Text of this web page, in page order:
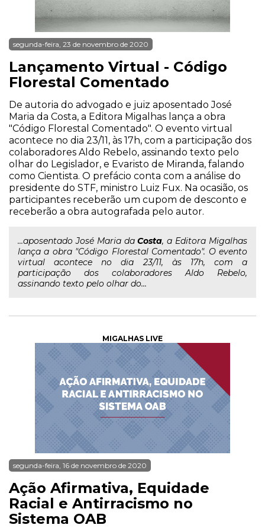
segunda-feira, 23 de novembro de 2020
Lançamento Virtual - Código
Florestal Comentado
De autoria do advogado e juiz aposentado José
Maria da Costa, a Editora Migalhas lança a obra
"Código Florestal Comentado". O evento virtual
acontece no dia 23/11, às 17h, com a participação dos
colaboradores Aldo Rebelo, assinando texto pelo
olhar do Legislador, e Evaristo de Miranda, falando
como Cientista. O prefácio conta com a análise do
presidente do STF, ministro Luiz Fux. Na ocasião, os
participantes receberão um cupom de desconto e
receberão a obra autografada pelo autor.
...aposentado José Maria daCosta, a Editora Migalhas
lança a obra "Código Florestal Comentado". O evento
virtual acontece no dia 23/11, às 17h, com a
participação dos colaboradores Aldo Rebelo,
assinando texto pelo olhar do...
MIGALHAS LIVE
segunda-feira, 16 de novembro de 2020
Ação Afirmativa, Equidade
Racial e Antirracismo no
Sistema OAB